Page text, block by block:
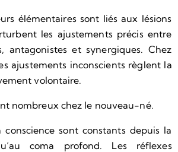
élémentaires sont liés aux lésions
les ajustements précis entre
antagonistes et synergiques. Chez
ajustements inconscients règlent la
volontaire.
nombreux chez le nouveau-né.
conscience sont constants depuis la
coma profond. Les réflexes